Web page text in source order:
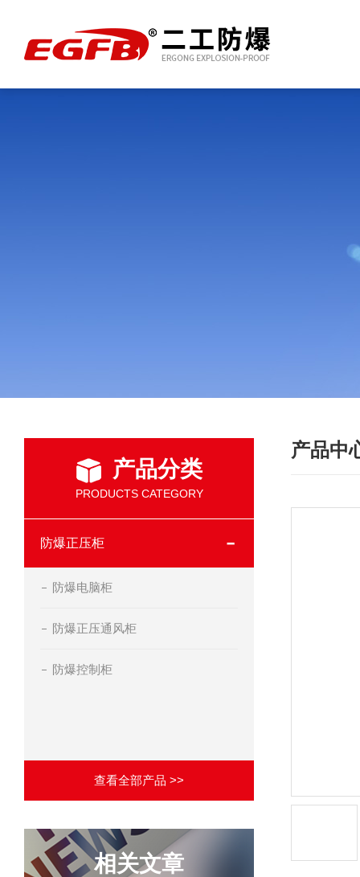
产品分类
PRODUCTS CATEGORY
防爆正压柜
防爆电脑柜
防爆正压通风柜
防爆控制柜
查看全部产品 >>
相关文章
产品中